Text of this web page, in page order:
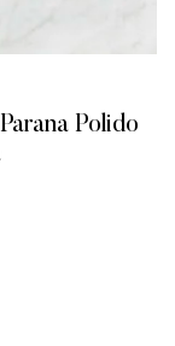
Polido